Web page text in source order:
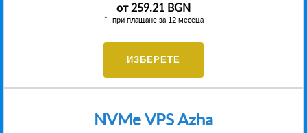
от259.21 BGN
при плащане за 12 месеца
ИЗБЕРЕТЕ
NVMe VPS Azha